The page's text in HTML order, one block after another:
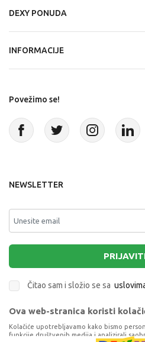
DEXY PONUDA
INFORMACIJE
Povežimo se!
NEWSLETTER
Čitao sam i složio se sa
This site is protected by reCAPTCHA and
Terms of Serviceapply.
Ova web-stranica koristi
Kolačiće upotrebljavamo kako bismo
funkcije društvenih medija i analizirali